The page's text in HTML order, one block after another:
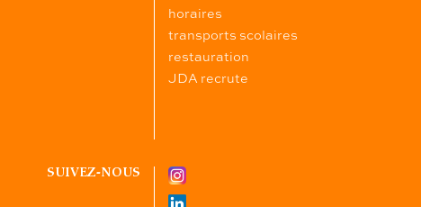
horaires
transports scolaires
restauration
JDA recrute
SUIVEZ-NOUS